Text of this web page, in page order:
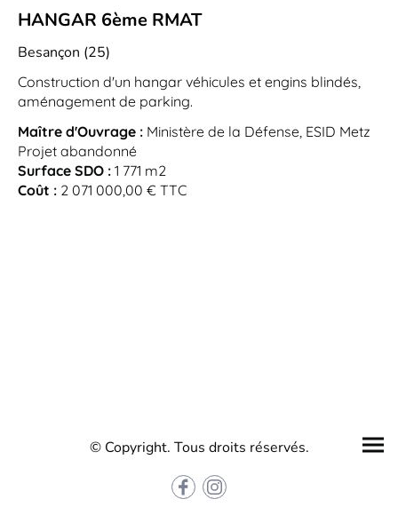
HANGAR 6ème RMAT
Besançon (25)
Construction d'un hangar véhicules et engins blindés,
aménagement de parking.
Maître d'Ouvrage : Ministère de la Défense, ESID Metz
Projet abandonné
Surface SDO : 1 771 m2
Coût : 2 071 000,00 € TTC
© Copyright. Tous droits réservés.